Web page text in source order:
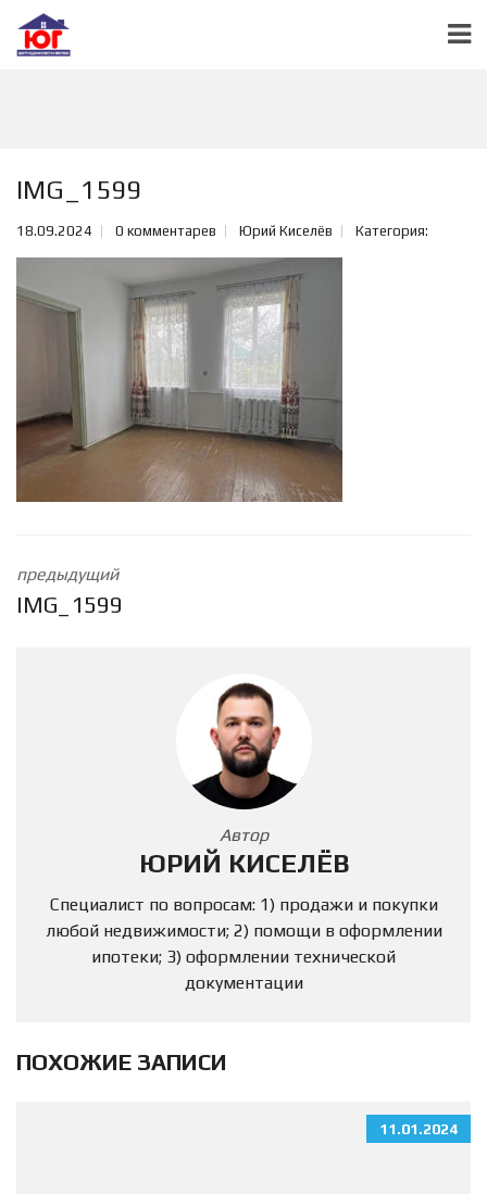
IMG_1599
18.09.2024 0 комментарев Юрий Киселёв Категория:
предыдущий
IMG_1599
Автор
ЮРИЙ КИСЕЛЁВ
Специалист по вопросам: 1) продажи и покупки
любой недвижимости; 2) помощи в оформлении
ипотеки; 3) оформлении технической
документации
ПОХОЖИЕ ЗАПИСИ
11.01.2024